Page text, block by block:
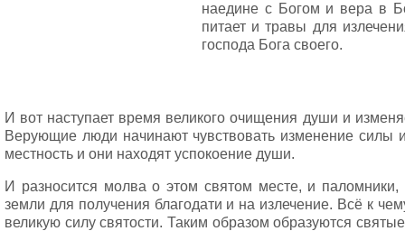
наедине с Богом и вера в
питает и травы для
господа Бога своего.
И вот наступает время великого очищения души и
Верующие люди начинают чувствовать изменение силы и
местность и они находят успокоение души.
И разносится молва о этом святом месте, и
земли для получения благодати и на излечение. Всё к
великую силу святости. Таким образом образуются